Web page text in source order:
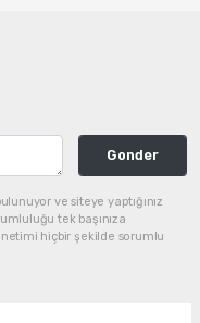
Gonder
ve siteye yaptığınız
tek başınıza
hiçbir şekilde sorumlu